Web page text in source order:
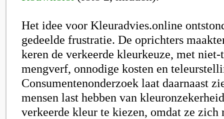
Het idee voor Kleuradvies.online
gedeelde frustratie. De oprichters
keren de verkeerde kleurkeuze, met
mengverf, onnodige kosten en
Consumentenonderzoek laat daarnaast
mensen last hebben van
verkeerde kleur te kiezen, omdat ze